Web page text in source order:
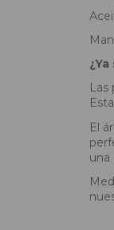
El
una